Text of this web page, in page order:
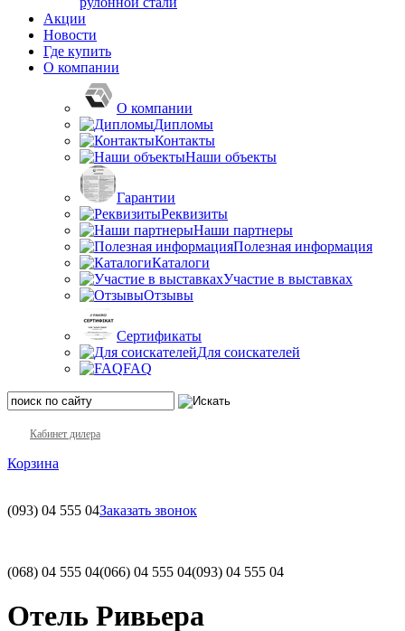
Акции
Новости
Где купить
О компании
О компании
Дипломы
Контакты
Наши объекты
Гарантии
Реквизиты
Наши партнеры
Полезная информация
Каталоги
Участие в выставках
Отзывы
Сертификаты
Для соискателей
FAQ
Кабинет дилера
Корзина
(093) 04 555 04Заказать звонок
(068) 04 555 04(066) 04 555 04(093) 04 555 04
Отель Ривьера